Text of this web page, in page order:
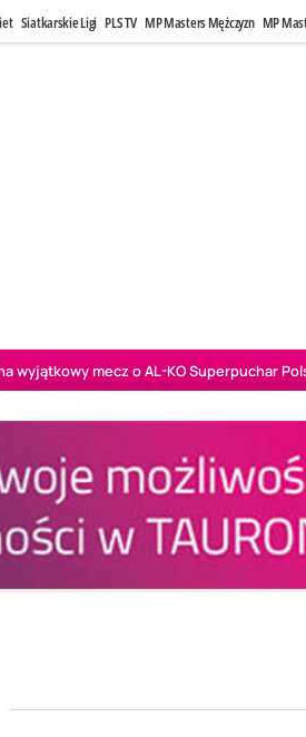
Siatkarskie Ligi PLS TV MP Masters Mężczyzn MP
wyjątkowy mecz o AL-KO Superpuchar